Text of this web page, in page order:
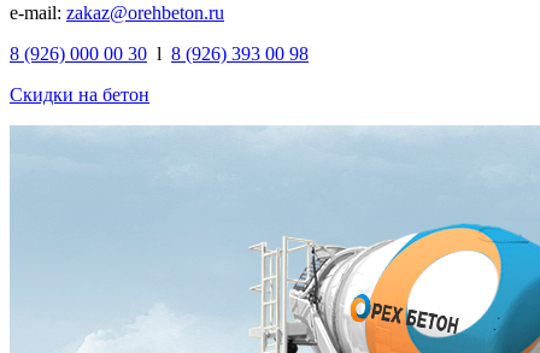
e-mail: zakaz@orehbeton.ru
8 (926) 000 00 30 l 8 (926) 393 00 98
Скидки на бетон